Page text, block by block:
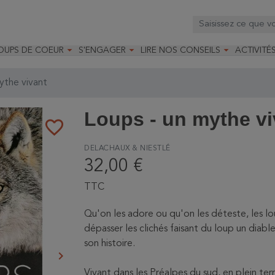
DE COEUR  S'ENGAGER  LIRE NOS CONSEILS 
vivant
favorite_border
Suivant
keyboard_arrow_right
Loups - un mythe
DELACHAUX & NIESTLÉ
32,00 €
TTC
Qu'on les adore ou qu'on les déteste, les
dépasser les clichés faisant du loup un
son histoire.